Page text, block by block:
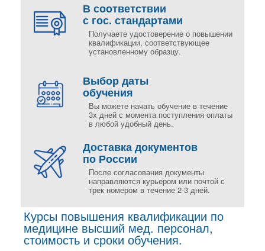
В соответствии
с гос. стандартами
Получаете удостоверение о повышении
квалификации, соответствующее
установленному образцу.
Выбор даты
обучения
Вы можете начать обучение в течение
3х дней с момента поступления оплаты
в любой удобный день.
Доставка документов
по России
После согласования документы
направляются курьером или почтой с
трек номером в течение 2-3 дней.
Курсы повышения квалификации по
медицине высший мед. персонал,
стоимость и сроки обучения.